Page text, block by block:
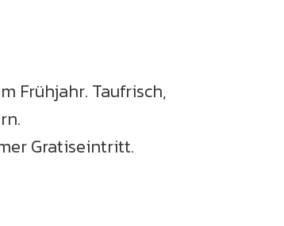
Frühjahr. Taufrisch,
Gratiseintritt.